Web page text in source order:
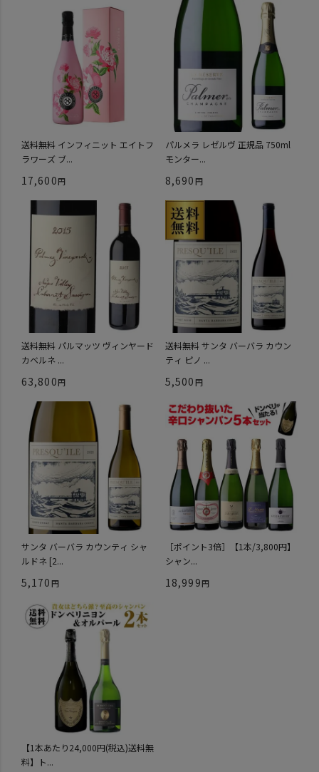
送料無料 インフィニット エイトフ
ラワーズ ブ...
17,600
パルメラ レゼルヴ 正規品 750ml
モンター...
8,690
送料無料 パルマッツ ヴィンヤード
カベルネ ...
63,800
送料無料 サンタ バーバラ カウン
ティ ピノ ...
5,500
サンタ バーバラ カウンティ シャ
ルドネ [2...
5,170
［ポイント3倍］【1本/3,800円】
シャン...
18,999
【1本あたり24,000円(税込)送料無
料】ト...